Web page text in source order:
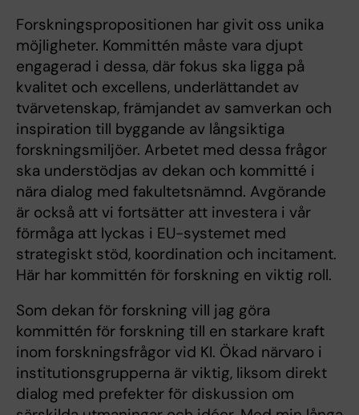
Forskningspropositionen har givit oss unika
möjligheter. Kommittén måste vara djupt
engagerad i dessa, där fokus ska ligga på
kvalitet och excellens, underlättandet av
tvärvetenskap, främjandet av samverkan och
inspiration till byggande av långsiktiga
forskningsmiljöer. Arbetet med dessa frågor
ska understödjas av dekan och kommitté i
nära dialog med fakultetsnämnd. Avgörande
är också att vi fortsätter att investera i vår
förmåga att lyckas i EU-systemet med
strategiskt stöd, koordination och incitament.
Här har kommittén för forskning en viktig roll.
Som dekan för forskning vill jag göra
kommittén för forskning till en starkare kraft
inom forskningsfrågor vid KI. Ökad närvaro i
institutionsgrupperna är viktig, liksom direkt
dialog med prefekter för diskussion om